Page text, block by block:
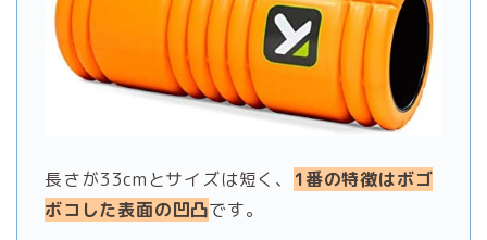
長さが33cmとサイズは短く、 1番の特徴はボゴ
ボコした表面の凹凸です。